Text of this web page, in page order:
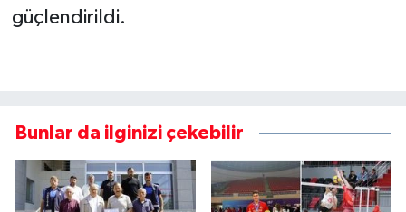
güçlendirildi.
Bunlar da ilginizi çekebilir